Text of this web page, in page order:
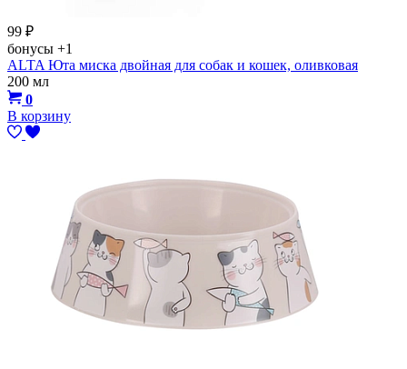
99 ₽
бонусы +1
ALTA Юта миска двойная для собак и кошек, оливковая
200 мл
0
В корзину